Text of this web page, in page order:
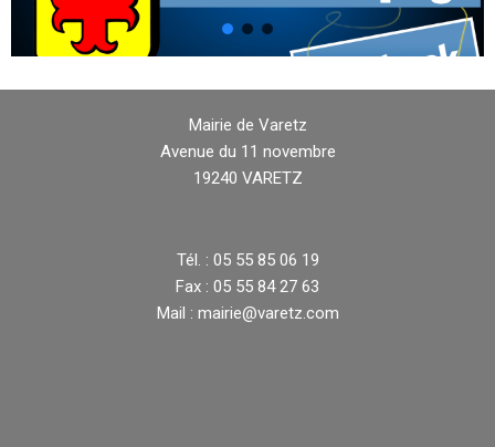
Mairie de Varetz
Avenue du 11 novembre
19240 VARETZ
Tél. : 05 55 85 06 19
Fax : 05 55 84 27 63
Mail : mairie@varetz.com